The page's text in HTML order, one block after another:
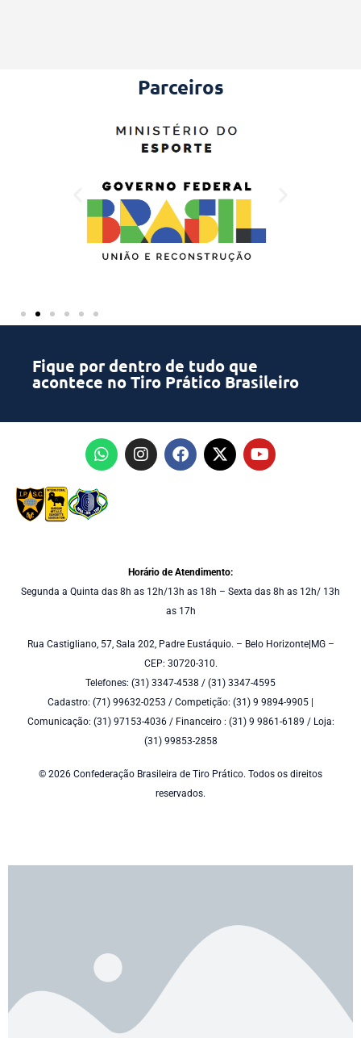
Parceiros
Fique por dentro de tudo que
acontece no Tiro Prático Brasileiro
Horário de Atendimento:
Segunda a Quinta das 8h as 12h/13h as 18h – Sexta das 8h as 12h/ 13h
as 17h
Rua Castigliano, 57, Sala 202, Padre Eustáquio. – Belo Horizonte|MG –
CEP: 30720-310.
Telefones: (31) 3347-4538 / (31) 3347-4595
Cadastro: (71) 99632-0253 / Competição: (31) 9 9894-9905 |
Comunicação: (31) 97153-4036 / Financeiro : (31) 9 9861-6189 / Loja:
(31) 99853-2858
© 2026 Confederação Brasileira de Tiro Prático. Todos os direitos
reservados.